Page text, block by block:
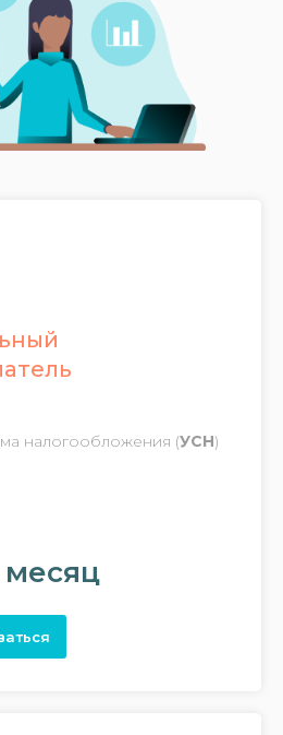
налогообложения (УСН)